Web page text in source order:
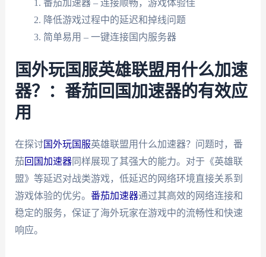
番茄加速器 – 连接顺畅，游戏体验佳
降低游戏过程中的延迟和掉线问题
简单易用 – 一键连接国内服务器
国外玩国服英雄联盟用什么加速
器？：番茄回国加速器的有效应
用
在探讨国外玩国服英雄联盟用什么加速器？问题时，番
茄回国加速器同样展现了其强大的能力。对于《英雄联
盟》等延迟对战类游戏，低延迟的网络环境直接关系到
游戏体验的优劣。 番茄加速器通过其高效的网络连接和
稳定的服务，保证了海外玩家在游戏中的流畅性和快速
响应。